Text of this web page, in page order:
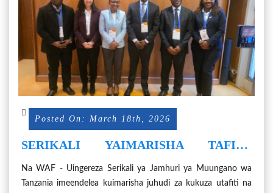
Posted On: March 18th, 2026
SERIKALI YAIMARISHA TAFITI,
AFYA
Na WAF - Uingereza Serikali ya Jamhuri ya Muungano wa
Tanzania imeendelea kuimarisha juhudi za kukuza utafiti na